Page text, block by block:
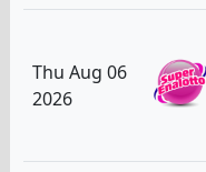
Thu Aug 06
2026